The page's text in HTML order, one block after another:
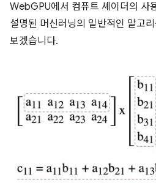
WebGPU에서 컴퓨트 셰이더의 사
설명된 머신러닝의 일반적인 알고
보겠습니다.